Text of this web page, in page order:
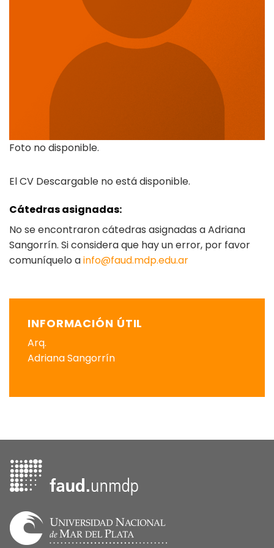
Foto no disponible.
El CV Descargable no está disponible.
Cátedras asignadas:
No se encontraron cátedras asignadas a Adriana
Sangorrín. Si considera que hay un error, por favor
comuníquelo ainfo@faud.mdp.edu.ar
INFORMACIÓN ÚTIL
Arq.
Adriana Sangorrín